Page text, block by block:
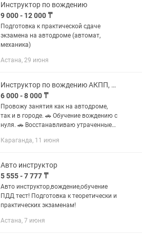
Инструктор по вождению
9 000 - 12 000 ₸
Подготовка к практической сдаче
экзамена на автодроме (автомат,
механика)
Астана, 29 июня
Инструктор по вождению АКПП, МКПП
6 000 - 8 000 ₸
Провожу занятия как на автодроме,
так и в городе. 🚗 Обучение вождению с
нуля. 🚗 Восстанавливаю утраченные
практической части экзамена . 🚗
Караганда, 11 июня
Авто инструктор
5 555 - 7 777 ₸
Авто инструктор,вождение,обучение
ПДД тест! Подготовка к теоретически и
практических экзаменам!
Астана, 7 июня